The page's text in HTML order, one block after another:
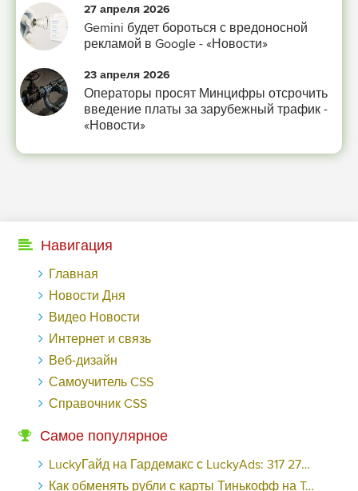
-- Лучшее, что можно сделать с хорошим советом, это пропустить его мимо
ушей. Он никогда не бывает полезен никому, кроме того, кто его дал.
-- Люблю давать советы и очень не люблю, когда их дают мне.
27 апреля 2026
Gemini будет бороться с вредоносной
рекламой в Google - «Новости»
23 апреля 2026
Операторы просят Минцифры отсрочить
введение платы за зарубежный трафик -
«Новости»
Навигация
Главная
Новости Дня
Видео Новости
Интернет и связь
Веб-дизайн
Самоучитель CSS
Справочник CSS
Самое популярное
LuckyГайд на Гардемакс с LuckyAds: 317 279 рублей за 10 дней - «Надо знать»
Как обменять рубли с карты Тинькофф на Tether ERC20 (USDT)?